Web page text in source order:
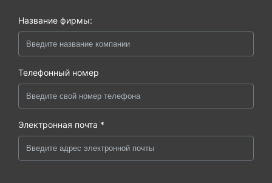
Название фирмы:
Телефонный номер
Электронная почта *